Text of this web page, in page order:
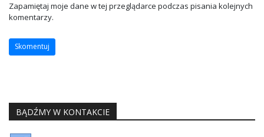
Zapamiętaj moje dane w tej przeglądarce podczas pisania kolejnych
komentarzy.
BĄDŹMY W KONTAKCIE